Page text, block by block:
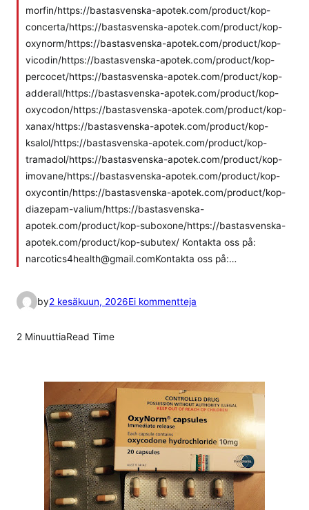
morfin/https://bastasvenska-apotek.com/product/kop-
concerta/https://bastasvenska-apotek.com/product/kop-
oxynorm/https://bastasvenska-apotek.com/product/kop-
vicodin/https://bastasvenska-apotek.com/product/kop-
percocet/https://bastasvenska-apotek.com/product/kop-
adderall/https://bastasvenska-apotek.com/product/kop-
oxycodon/https://bastasvenska-apotek.com/product/kop-
xanax/https://bastasvenska-apotek.com/product/kop-
ksalol/https://bastasvenska-apotek.com/product/kop-
tramadol/https://bastasvenska-apotek.com/product/kop-
imovane/https://bastasvenska-apotek.com/product/kop-
oxycontin/https://bastasvenska-apotek.com/product/kop-
diazepam-valium/https://bastasvenska-
apotek.com/product/kop-suboxone/https://bastasvenska-
apotek.com/product/kop-subutex/ Kontakta oss på:
narcotics4health@gmail.comKontakta oss på:…
by2 kesäkuun, 2026Ei kommentteja
k
e
l
i
n
t
r
2 MinuuttiaRead Time